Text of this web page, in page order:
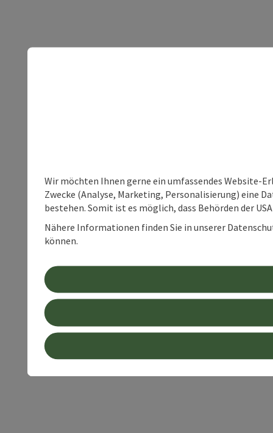
Wir möchten Ihnen gerne ein umfassendes Website-
Zwecke (Analyse, Marketing, Personalisierung) eine
bestehen. Somit ist es möglich, dass Behörden der
Nähere Informationen finden Sie in unserer
können.